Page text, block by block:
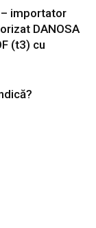
importator
DANOSA
(t3) cu